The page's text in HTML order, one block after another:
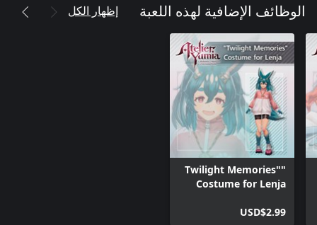
الوظائف الإضافية لهذه اللعبة إظهار الكل
"Twilight Memories"
Costume for Lenja
USD$2.99